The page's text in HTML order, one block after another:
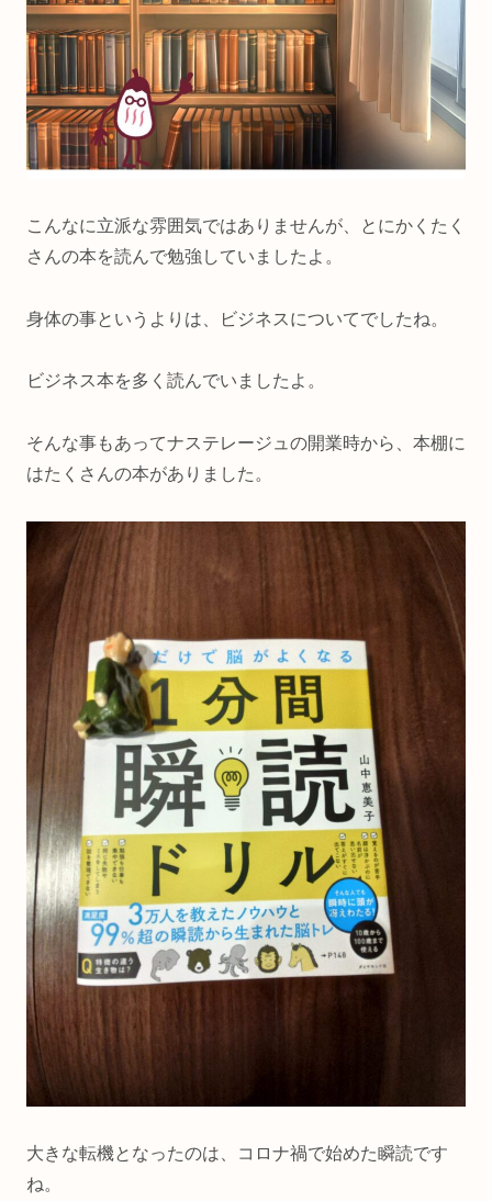
こんなに立派な雰囲気ではありませんが、とにかくたく
さんの本を読んで勉強していましたよ。
身体の事というよりは、ビジネスについてでしたね。
ビジネス本を多く読んでいましたよ。
そんな事もあってナステレージュの開業時から、本棚に
はたくさんの本がありました。
大きな転機となったのは、コロナ禍で始めた瞬読です
ね。